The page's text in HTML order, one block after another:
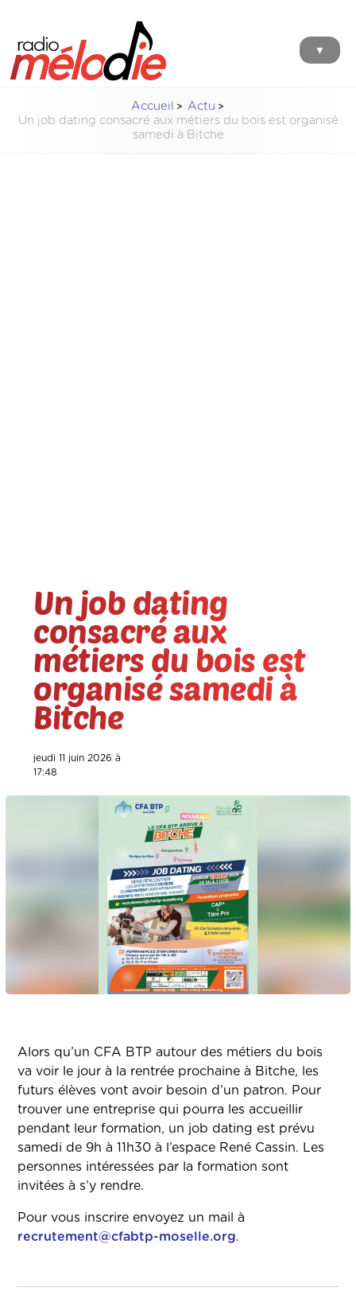
▼
Accueil
Actu
Un job dating consacré aux métiers du bois est organisé
samedi à Bitche
Un job dating
consacré aux
métiers du bois est
organisé samedi à
Bitche
jeudi 11 juin 2026 à
17:48
Alors qu’un CFA BTP autour des métiers du bois
va voir le jour à la rentrée prochaine à Bitche, les
futurs élèves vont avoir besoin d’un patron. Pour
trouver une entreprise qui pourra les accueillir
pendant leur formation, un job dating est prévu
samedi de 9h à 11h30 à l’espace René Cassin. Les
personnes intéressées par la formation sont
invitées à s’y rendre.
Pour vous inscrire envoyez un mail à
recrutement@cfabtp-moselle.org.